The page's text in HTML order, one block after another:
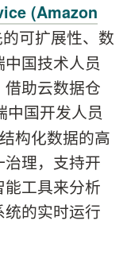
(Amazon
可扩展性、数
国技术人员
助云数据仓
中国开发人员
构化数据的高
理，支持开
工具来分析
的实时运行